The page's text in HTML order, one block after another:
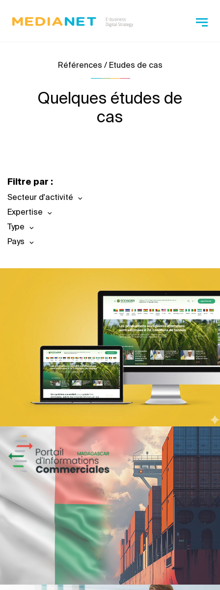
Références / Etudes de cas
Quelques études de
cas
Filtre par :
Secteur d'activité
Expertise
Type
Pays